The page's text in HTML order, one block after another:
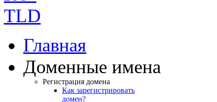
Главная
Доменные имена
Регистрация домена
Как зарегистрировать
домен?